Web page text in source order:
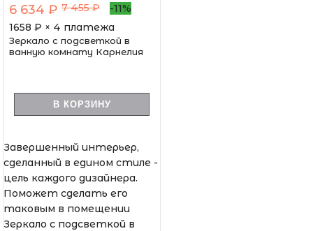
6 634 ₽ 7 455 ₽
-11%
1658 ₽ × 4 платежа
Зеркало с подсветкой в
ванную комнату Карнелия
В КОРЗИНУ
Завершенный интерьер,
сделанный в едином стиле -
цель каждого дизайнера.
Поможет сделать его
таковым в помещении
Зеркало с подсветкой в